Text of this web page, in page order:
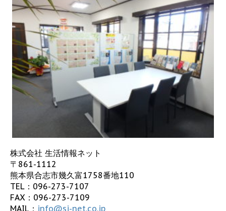
株式会社 生活情報ネット
〒861-1112
熊本県合志市幾久富1758番地110
TEL： 096-273-7107
FAX：096-273-7109
MAIL： info@sj-net.co.jp